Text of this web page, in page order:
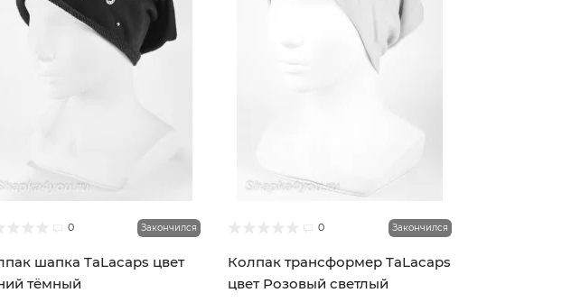
0 Закончился
шапка TaLacaps цвет
тёмный
0 Закончился
Колпак трансформер TaLacaps
цвет Розовый светлый